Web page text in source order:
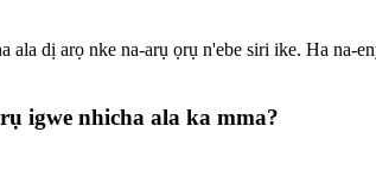
dị arọ nke na-arụ ọrụ n'ebe siri ike. Ha na-
igwe nhicha ala ka mma?